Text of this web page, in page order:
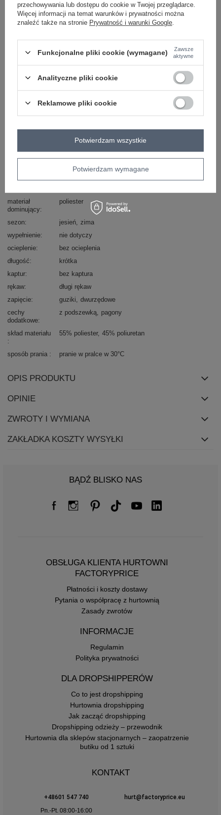
ZALOGUJ SIĘ I ZOBACZ CENĘ
Masz pytanie? Chętnie pomożemy.
Kod produktu
IT-KR-FL9558.60
Marka
RUE PARIS
płaszcz przejściowy
trencz
codzienne
wzór
gładki
materiał
dominujący
poliester
sezon jesień
zima
wypełnienie
nie dotyczy
ocieplenie
bez ocieplenia
długość
krótka
kaptur
bez kaptura
rękaw
długi rękaw
zapięcie
guziki
dwurzędowe
cechy
dodatkowe
z podszewką pagony
skład materiału 55% poliester 45% poliuretan
sposób prania pranie w pralce w 30°C
OPIS PRODUKTU
OPINIE
ZWROTY I WYMIANA
ZAKŁADKA KOSZTY WYSYŁKI
BĄDŹ BLISKO NAS
OBSŁUGA KLIENTA HURTOWNI
FACTORYPRICE
Płatności i koszty dostawy
Pytania o współpracę z hurtownią
Zasady zwrotów
INFORMACJE
Regulamin
Polityka prywatności
DLA DROPSHIPPERÓW
Co to jest dropshipping
Hurtownia dropshipping
Jak zacząć dropshipping
Dropshipping odzieży – przewodnik
Hurtownia dla sklepów stacjonarnych – zaopatrzenie
butiku od 1 sztuki
KONTAKT
+48601 547 740
hurt@factoryprice.eu
Pn.-Pt. 08:00-16:00
przechowywania lub dostępu do cookie w Twojej przeglądarce.
Więcej informacji na temat warunków i prywatności można
znaleźć także na stronie Prywatność i warunki Google
Funkcjonalne pliki cookie (wymagane)
Zawsze
aktywne
Analityczne pliki cookie
Reklamowe pliki cookie
Potwierdzam wymagane
Potwierdzam wszystkie